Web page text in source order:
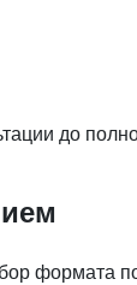
до
формата